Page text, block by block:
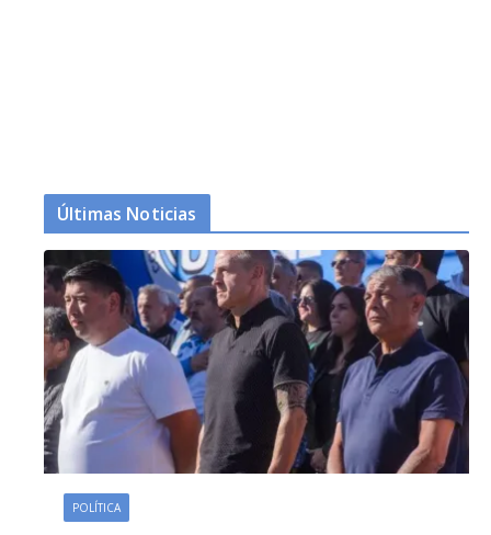
Últimas Noticias
POLÍTICA